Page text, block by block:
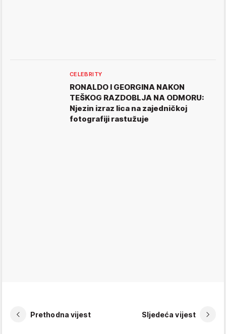
CELEBRITY
RONALDO I GEORGINA NAKON
TEŠKOG RAZDOBLJA NA ODMORU:
Njezin izraz lica na zajedničkoj
fotografiji rastužuje
Prethodna vijest Sljedeća vijest